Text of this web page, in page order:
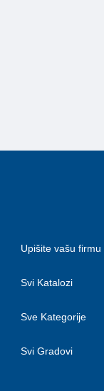
Upišite vašu firmu
Svi Katalozi
Sve Kategorije
Svi Gradovi